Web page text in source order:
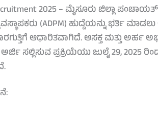
Recruitment 2025 – ಮೈಸೂರು ಜಿಲ್ಲಾ
(ADPM) ಹುದ್ದೆಯನ್ನು ಭರ್ತಿ
ಆಧಾರಿತವಾಗಿದೆ. ಆಸಕ್ತ ಮತ್ತು ಅರ್ಹ
ಸಲ್ಲಿಸುವ ಪ್ರಕ್ರಿಯೆಯು ಜುಲೈ 29, 2025 ರಿಂದ